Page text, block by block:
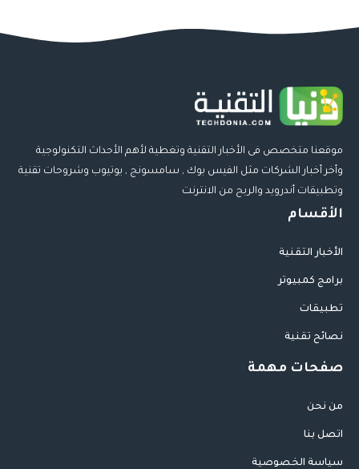
موقعنا متخصص فى الأخبار التقنية وتغطية لأهم الأحداث التكنولوجية
وأخر أخبار الشركات مثل الفيس بوك , سامسونج , يوتيوب وشروحات تقنية
وتطبيقات أندرويد والربح من الانترنت
الأقسام
الأخبار التقنية
برامج كمبيوتر
تطبيقات
نصائح تقنية
صفحات مهمة
من نحن
اتصل بنا
سياسة الخصوصية